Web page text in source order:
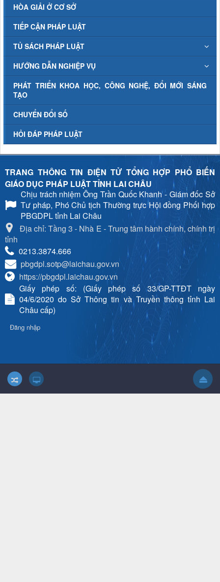
HÒA GIẢI Ở CƠ SỞ
TIẾP CẬN PHÁP LUẬT
TỦ SÁCH PHÁP LUẬT
HƯỚNG DẪN NGHIỆP VỤ
PHÁT TRIỂN KHOA HỌC, CÔNG NGHỆ, ĐỔI MỚI SÁNG
TẠO
CHUYỂN ĐỔI SỐ
HỎI ĐÁP PHÁP LUẬT
TRANG THÔNG TIN ĐIỆN TỬ TỔNG HỢP PHỔ BIẾN
GIÁO DỤC PHÁP LUẬT TỈNH LAI CHÂU
Chịu trách nhiệmÔng Trần Quốc Khanh - Giám đốc Sở
Tư pháp, Phó Chủ tịch Thường trực Hội đồng Phối hợp
PBGDPL tỉnh Lai Châu
Địa chỉ: Tầng 3 - Nhà E - Trung tâm hành chính, chính trị
tỉnh
0213.3874.666
pbgdpl.sotp@laichau.gov.vn
https://pbgdpl.laichau.gov.vn
Giấy phép số: (Giấy phép số 33/GP-TTĐT ngày
04/6/2020 do Sở Thông tin và Truyền thông tỉnh Lai
Châu cấp)
Đăng nhập